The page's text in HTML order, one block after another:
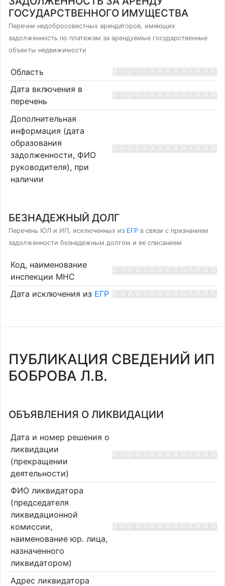
ГОСУДАРСТВЕННОГО ИМУЩЕСТВА
Перечни недобросовестных арендаторов, имеющих
задолженность по платежам за арендуемые государственные
объекты недвижимости
Область
Дата включения в
перечень
Дополнительная
информация (дата
образования
задолженности, ФИО
руководителя), при
наличии
БЕЗНАДЕЖНЫЙ ДОЛГ
Перечень ЮЛ и ИП, исключенных из ЕГР в связи с признанием
задолженности безнадежным долгом и ее списанием
Код, наименование
инспекции МНС
Дата исключения из ЕГР
ПУБЛИКАЦИЯ СВЕДЕНИЙ ИП
БОБРОВА Л.В.
ОБЪЯВЛЕНИЯ О ЛИКВИДАЦИИ
Дата и номер решения о
ликвидации
(прекращении
деятельности)
ФИО ликвидатора
(председателя
ликвидационной
комиссии,
наименование юр. лица,
назначенного
ликвидатором)
Адрес ликвидатора